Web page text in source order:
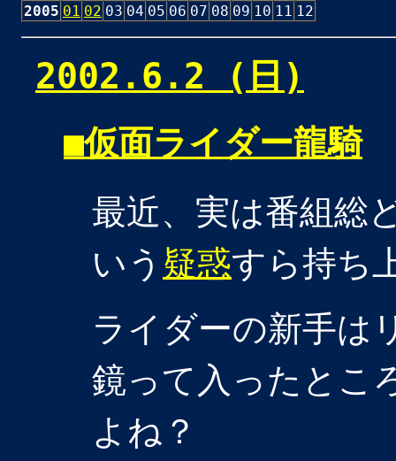
2005 01 02 03 04 05 06 07 08 09 10 11 12
2002.6.2 (日)
■仮面ライダー龍騎
最近、実は番組総
いう 疑惑すら持ち
ライダーの新手は
鏡って入ったとこ
よね？